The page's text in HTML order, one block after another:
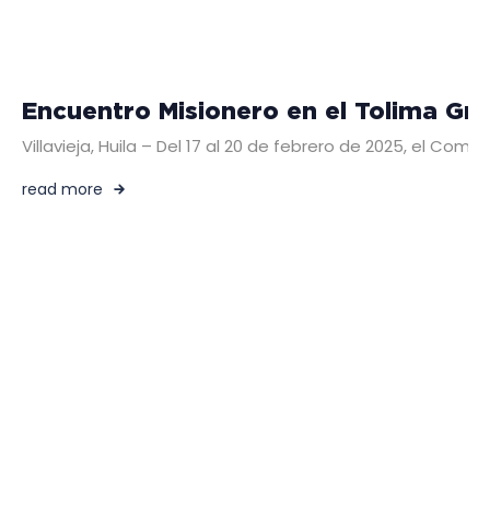
Encuentro Misionero en el Tolima
Villavieja, Huila – Del 17 al 20 de febrero de 2025, el
read more